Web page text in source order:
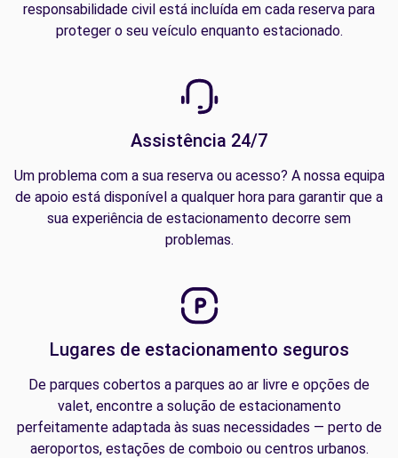
responsabilidade civil está incluída em cada reserva para
proteger o seu veículo enquanto estacionado.
Assistência 24/7
Um problema com a sua reserva ou acesso? A nossa equipa
de apoio está disponível a qualquer hora para garantir que a
sua experiência de estacionamento decorre sem
problemas.
Lugares de estacionamento seguros
De parques cobertos a parques ao ar livre e opções de
valet, encontre a solução de estacionamento
perfeitamente adaptada às suas necessidades — perto de
aeroportos, estações de comboio ou centros urbanos.